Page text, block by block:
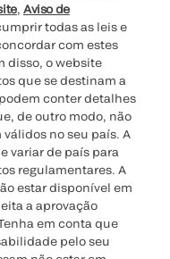
, Aviso de
todas as leis e
com estes
disso, o website
que se destinam a
conter detalhes
de outro modo, não
no seu país. A
variar de país para
regulamentares. A
estar disponível em
a aprovação
em conta que
pelo seu